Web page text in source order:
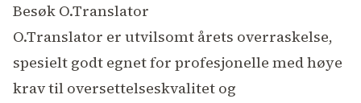
Besøk O.Translator
O.Translator er utvilsomt årets overraskelse,
spesielt godt egnet for profesjonelle med høye
krav til oversettelseskvalitet og